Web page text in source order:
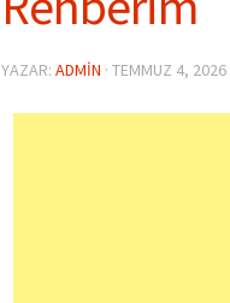
YAZAR: ADMIN · TEMMUZ 4, 2026